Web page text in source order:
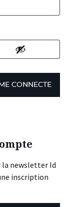
CONNECTE
newsletter Id
inscription